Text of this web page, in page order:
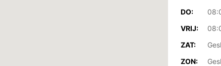
DO:
VRIJ:
ZAT:
ZON: